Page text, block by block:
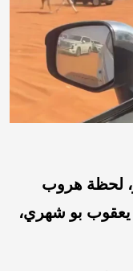
لحظة هروب
بو شهري،